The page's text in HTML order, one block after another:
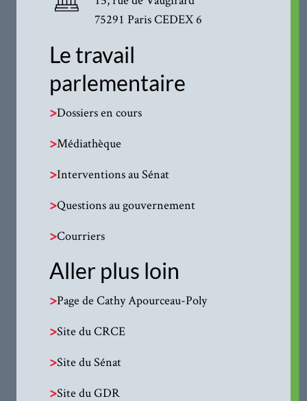
75291 Paris CEDEX 6
Le travail
parlementaire
>Dossiers en cours
>Médiathèque
>Interventions au Sénat
>Questions au gouvernement
>Courriers
Aller plus loin
>Page de Cathy Apourceau-Poly
>Site du CRCE
>Site du Sénat
>Site du GDR